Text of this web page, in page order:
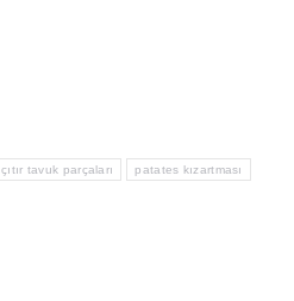
çıtır tavuk parçaları patates kızartması